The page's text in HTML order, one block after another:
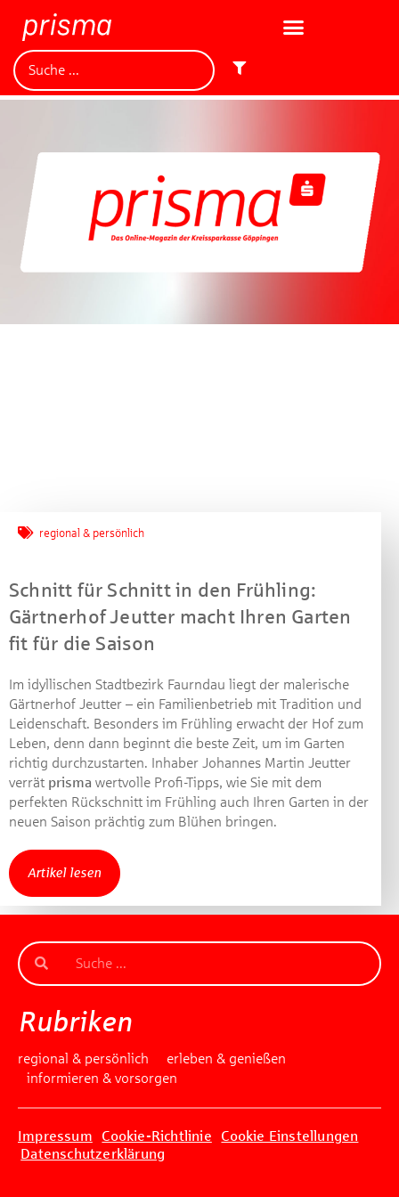
regional & persönlich
Schnitt für Schnitt in den Frühling:
Gärtnerhof Jeutter macht Ihren Garten
fit für die Saison
Im idyllischen Stadtbezirk Faurndau liegt der malerische
Gärtnerhof Jeutter – ein Familienbetrieb mit Tradition und
Leidenschaft. Besonders im Frühling erwacht der Hof zum
Leben, denn dann beginnt die beste Zeit, um im Garten
richtig durchzustarten. Inhaber Johannes Martin Jeutter
verrät prisma wertvolle Profi-Tipps, wie Sie mit dem
perfekten Rückschnitt im Frühling auch Ihren Garten in der
neuen Saison prächtig zum Blühen bringen.
Artikel lesen
Rubriken
regional & persönlich
erleben & genießen
informieren & vorsorgen
Impressum Cookie-Richtlinie
Cookie Einstellungen
Datenschutzerklärung
Jetzt mitmachen und
Machen Sie mit bei unserem Gewinnspiel! Bis 31.
Dezember 2021 verlosen wir 10 Gutscheine des
Treffpunkt Gold der Kreissparkasse Göppingen im Wert
Beantworten Sie einfach folgende Frage:
Welches Jubiläum feiert die Kreissparkasse
Göppingen in diesem Jahr?
Gewinnspiel geschlossen